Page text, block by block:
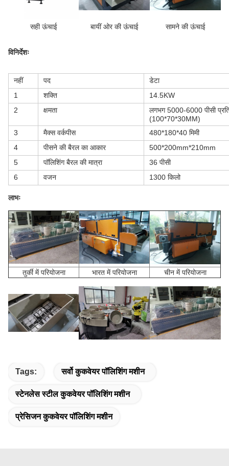
सही ऊंचाई बायीं ओर की ऊंचाई सामने की ऊंचाई
विनिर्देशः
नहीं पद
डेटा
1
शक्ति
14.5KW
2
क्षमता
लगभग 5000-6000 पीसी
(100*70*30MM)
3
मैक्स वर्कपीस
480*180*40 मिमी
4
पीसने की बैरल का आकार
500*200mm*210mm
5
पॉलिशिंग बैरल की मात्रा
36 पीसी
6
वजन 1300 किलो
लाभः
तुर्की में परियोजना भारत में परियोजना चीन में परियोजना
Tags: सर्वो कुकवेयर पॉलिशिंग मशीन
स्टेनलेस स्टील कुकवेयर पॉलिशिंग मशीन
प्रेसिजन कुकवेयर पॉलिशिंग मशीन